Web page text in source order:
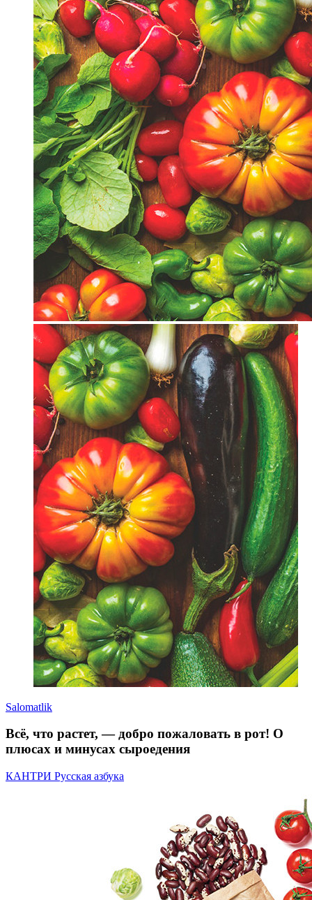
Salomatlik
Всё, что растет, — добро пожаловать в рот! О
плюсах и минусах сыроедения
КАНТРИ Русская азбука